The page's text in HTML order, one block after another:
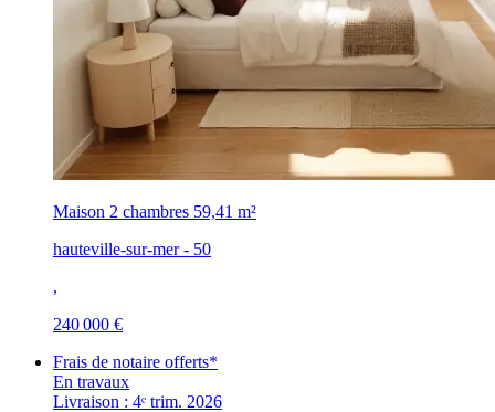
Maison 2 chambres 59,41 m²
hauteville-sur-mer - 50
,
240 000 €
Frais de notaire offerts*
En travaux
Livraison : 4ᵉ trim. 2026